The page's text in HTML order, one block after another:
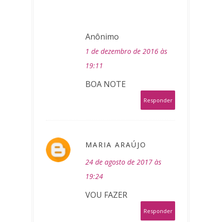
Anônimo
1 de dezembro de 2016 às
19:11
BOA NOTE
Responder
MARIA ARAÚJO
24 de agosto de 2017 às
19:24
VOU FAZER
Responder